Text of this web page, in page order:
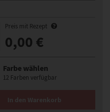
Preis mit Rezept
0,00 €
Farbe wählen
12 Farben verfügbar
In den Warenkorb